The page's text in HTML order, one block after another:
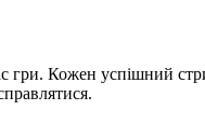
гри. Кожен успішний